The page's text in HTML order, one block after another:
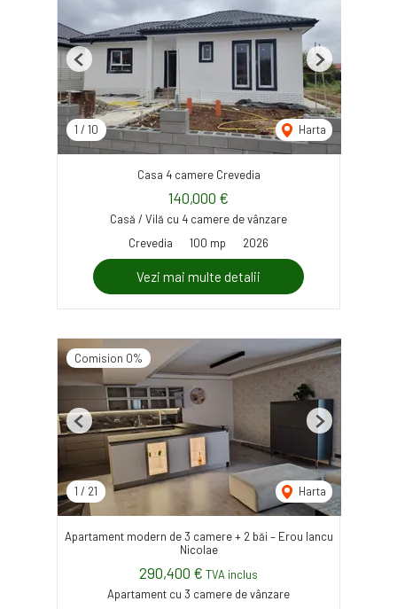
1 / 10 Harta
Previous Next
Casa 4 camere Crevedia
140,000 €
Casă / Vilă cu 4 camere de vânzare
Crevedia
100 mp 2026
Vezi mai multe detalii
Comision 0%
1 / 21 Harta
Previous Next
Apartament modern de 3 camere + 2 băi – Erou Iancu
Nicolae
290,400 € TVA inclus
Apartament cu 3 camere de vânzare